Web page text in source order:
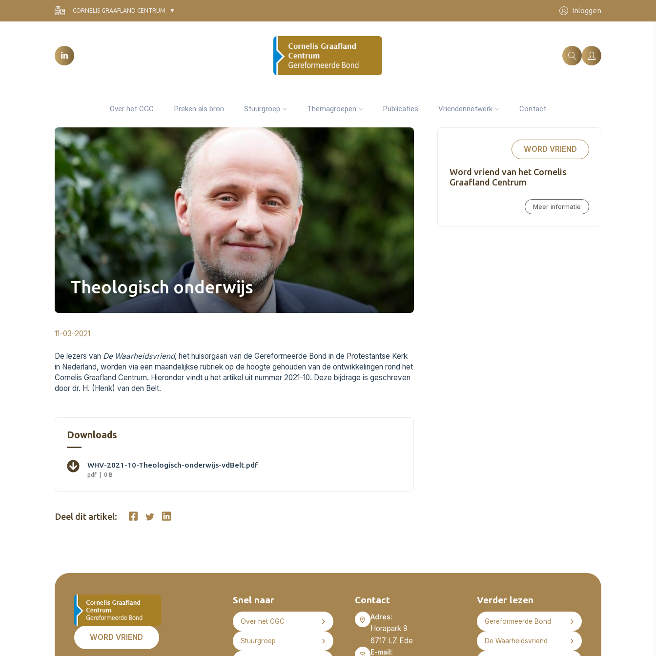
CORNELIS GRAAFLAND CENTRUM Inloggen
Over het CGC Preken als bron Stuurgroep Themagroepen Publicaties Vriendennetwerk Contact
Theologisch onderwijs
11-03-2021
De lezers van De Waarheidsvriend, het huisorgaan van de Gereformeerde Bond in de Protestantse Kerk
in Nederland, worden via een maandelijkse rubriek op de hoogte gehouden van de ontwikkelingen rond het
Cornelis Graafland Centrum. Hieronder vindt u het artikel uit nummer 2021-10. Deze bijdrage is geschreven
door dr. H. (Henk) van den Belt.
Downloads
WHV-2021-10-Theologisch-onderwijs-vdBelt.pdf
pdf 0 B
Deel dit artikel:
WORD VRIEND
Word vriend van het Cornelis
Graafland Centrum
Meer informatie
WORD VRIEND
Snel naar
Over het CGC
Stuurgroep
Contact
Adres:
Horapark 9
6717 LZ Ede
E-mail:
Verder lezen
Gereformeerde Bond
De Waarheidsvriend